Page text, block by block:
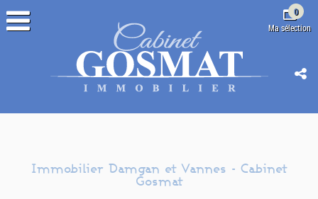
0
Ma sélection
Immobilier Damgan et Vannes - Cabinet
Gosmat